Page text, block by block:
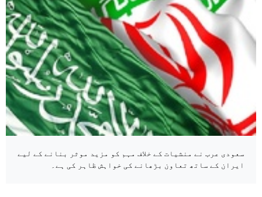
سعودی عرب نے منشیات کے خلاف مہم کو مزید موثر بنانے کے لیے
ایران کے ساتھ تعاون بڑھانے کی خواہش ظاہر کی ہے۔